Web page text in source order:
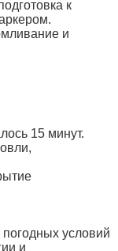
к
и
15 минут.
погодных условий
и